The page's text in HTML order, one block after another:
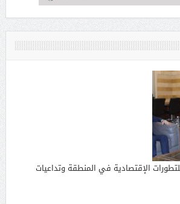
الإقتصادية في المنطقة وتداعيات